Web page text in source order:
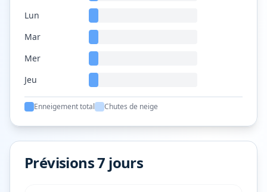
Lun
Mar
Mer
Jeu
Enneigement total Chutes de neige
Prévisions 7 jours